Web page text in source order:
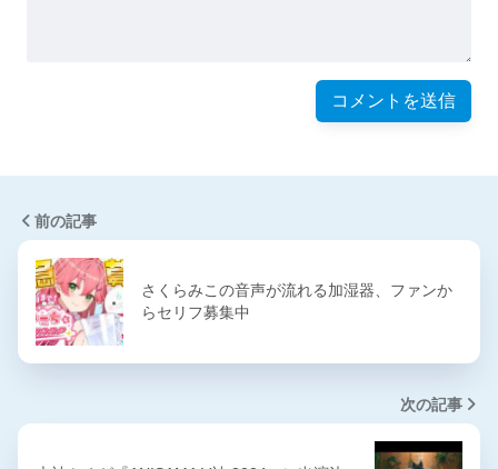
前の記事
さくらみこの音声が流れる加湿器、ファンか
らセリフ募集中
次の記事